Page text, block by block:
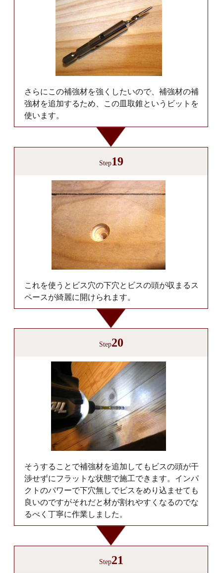
さらにこの補強材を強くしたいので、補強材の補
強材を追加するため、この皿取錐というビットを
使います。
Step19
これを使うとビス穴の下穴とビスの頭が収まるス
ペースが綺麗に開けられます。
Step20
そうすることで補強材を追加してもビスの頭が干
渉せずにフラットな状態で施工できます。インパ
クトのパワーで下穴無しでビスをめり込ませても
良いのですがそれだと材が割れやすくなるのでな
るべく丁寧に作業しました。
Step21